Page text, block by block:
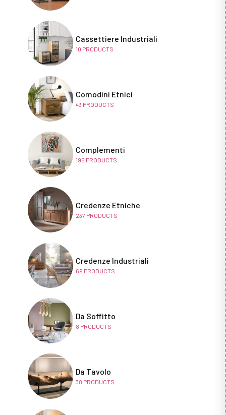
Cassettiere Industriali
10 PRODUCTS
Comodini Etnici
43 PRODUCTS
Complementi
195 PRODUCTS
Credenze Etniche
237 PRODUCTS
Credenze Industriali
69 PRODUCTS
Da Soffitto
8 PRODUCTS
Da Tavolo
38 PRODUCTS